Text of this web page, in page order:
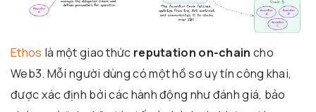
Ethos là một giao thức reputation on-chain cho
Web3. Mỗi người dùng có một hồ sơ uy tín công khai,
được xác định bởi các hành động như đánh giá, bảo